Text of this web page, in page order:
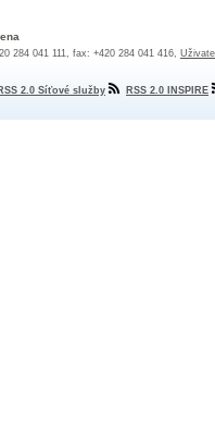
284 041 111, fax: +420 284 041 416,
RSS 2.0 Síťové služby RSS 2.0 INSPIRE